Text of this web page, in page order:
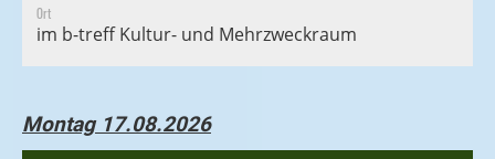
Ort
im b-treff Kultur- und Mehrzweckraum
Montag 17.08.2026